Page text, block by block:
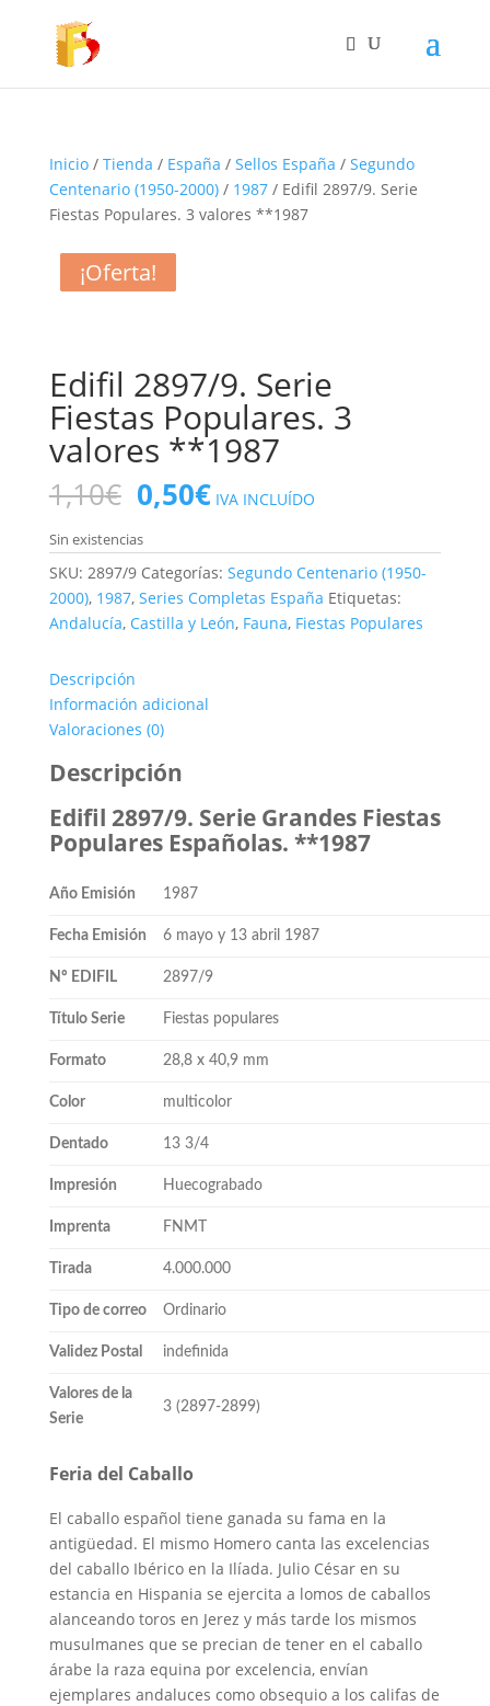
Inicio/ Tienda / España / Sellos España / Segundo
Centenario (1950-2000)/ 1987/ Edifil 2897/9. Serie
Fiestas Populares. 3 valores **1987
¡Oferta!
Edifil 2897/9. Serie
Fiestas Populares. 3
valores **1987
1,10€ El
precio
original
era:
1,10€.
0,50€El
precio
actual
es:
0,50€.
IVA INCLUÍDO
Sin existencias
SKU: 2897/9 Categorías: Segundo Centenario (1950-
2000), 1987, Series Completas España Etiquetas:
Andalucía, Castilla y León, Fauna, Fiestas Populares
Descripción
Información adicional
Valoraciones (0)
Descripción
Edifil 2897/9. Serie Grandes Fiestas
Populares Españolas. **1987
Año Emisión 1987
Fecha Emisión 6 mayo y 13 abril 1987
Nº EDIFIL 2897/9
Título Serie Fiestas populares
Formato 28,8 x 40,9 mm
Color multicolor
Dentado 13 3/4
Impresión Huecograbado
Imprenta FNMT
Tirada 4.000.000
Tipo de correo Ordinario
Validez Postal indefinida
Valores de la
Serie
3 (2897-2899)
Feria del Caballo
El caballo español tiene ganada su fama en la
antigüedad. El mismo Homero canta las excelencias
del caballo Ibérico en la Ilíada. Julio César en su
estancia en Hispania se ejercita a lomos de caballos
alanceando toros en Jerez y más tarde los mismos
musulmanes que se precian de tener en el caballo
árabe la raza equina por excelencia, envían
ejemplares andaluces como obsequio a los califas de
¡Oferta!
¡Oferta!
¡Oferta!